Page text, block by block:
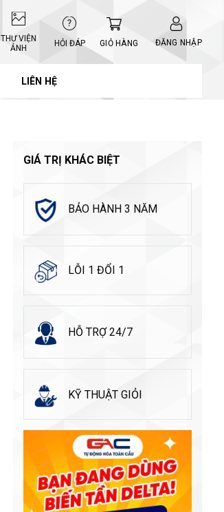
THƯ VIỆN
ẢNH
HỎI ĐÁP GIỎ HÀNG ĐĂNG NHẬP
LIÊN HỆ
GIÁ TRỊ KHÁC BIỆT
BẢO HÀNH 3 NĂM
LỖI 1 ĐỔI 1
HỖ TRỢ 24/7
KỸ THUẬT GIỎI